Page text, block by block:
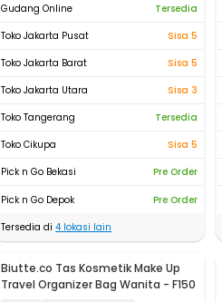
Gudang Online
Tersedia
Toko Jakarta Pusat
Sisa 5
Toko Jakarta Barat
Sisa 5
Toko Jakarta Utara
Sisa 3
Toko Tangerang
Tersedia
Toko Cikupa
Sisa 5
Pick n Go Bekasi
Pre Order
Pick n Go Depok
Pre Order
Tersedia di 4 lokasi lain
Biutte.co Tas Kosmetik Make Up
Travel Organizer Bag Wanita - F150